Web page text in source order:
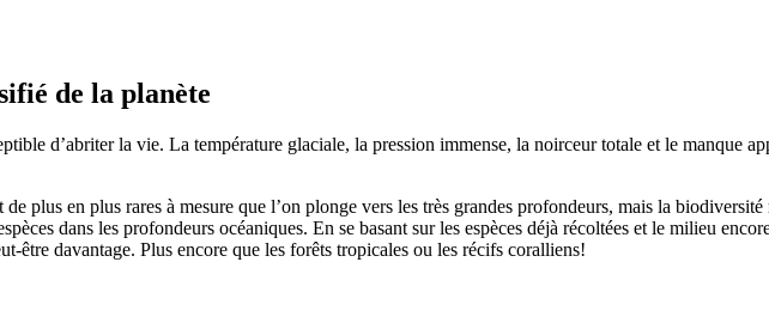
de la planète
d’abriter la vie. La température glaciale, la pression immense, la noirceur totale et le manque
plus en plus rares à mesure que l’on plonge vers les très grandes profondeurs, mais la
dans les profondeurs océaniques. En se basant sur les espèces déjà récoltées et le milieu
être davantage. Plus encore que les forêts tropicales ou les récifs coralliens!